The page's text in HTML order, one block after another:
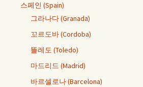
스페인 (Spain)
그라나다 (Granada)
꼬르도바 (Cordoba)
똘레도 (Toledo)
마드리드 (Madrid)
바르셀로나 (Barcelona)